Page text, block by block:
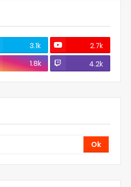
3.1k
2.7k
1.8k 4.2k